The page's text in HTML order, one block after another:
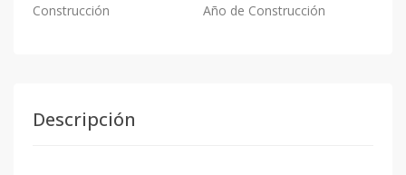
Construcción Año de Construcción
Descripción